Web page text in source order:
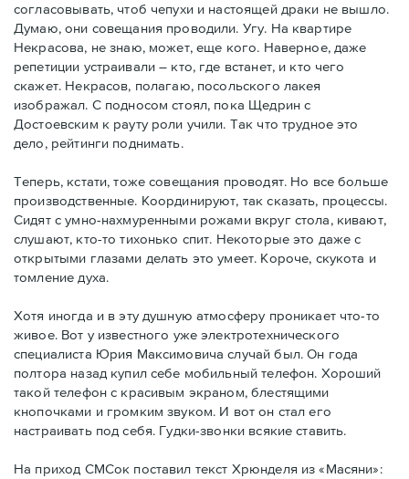
согласовывать, чтоб чепухи и настоящей драки не вышло.
Думаю, они совещания проводили. Угу. На квартире
Некрасова, не знаю, может, еще кого. Наверное, даже
репетиции устраивали – кто, где встанет, и кто чего
скажет. Некрасов, полагаю, посольского лакея
изображал. С подносом стоял, пока Щедрин с
Достоевским к рауту роли учили. Так что трудное это
дело, рейтинги поднимать.
Теперь, кстати, тоже совещания проводят. Но все больше
производственные. Координируют, так сказать, процессы.
Сидят с умно-нахмуренными рожами вкруг стола, кивают,
слушают, кто-то тихонько спит. Некоторые это даже с
открытыми глазами делать это умеет. Короче, скукота и
томление духа.
Хотя иногда и в эту душную атмосферу проникает что-то
живое. Вот у известного уже электротехнического
специалиста Юрия Максимовича случай был. Он года
полтора назад купил себе мобильный телефон. Хороший
такой телефон с красивым экраном, блестящими
кнопочками и громким звуком. И вот он стал его
настраивать под себя. Гудки-звонки всякие ставить.
На приход СМСок поставил текст Хрюнделя из «Масяни»: